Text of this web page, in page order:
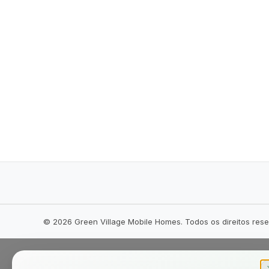
© 2026 Green Village Mobile Homes. Todos os direitos